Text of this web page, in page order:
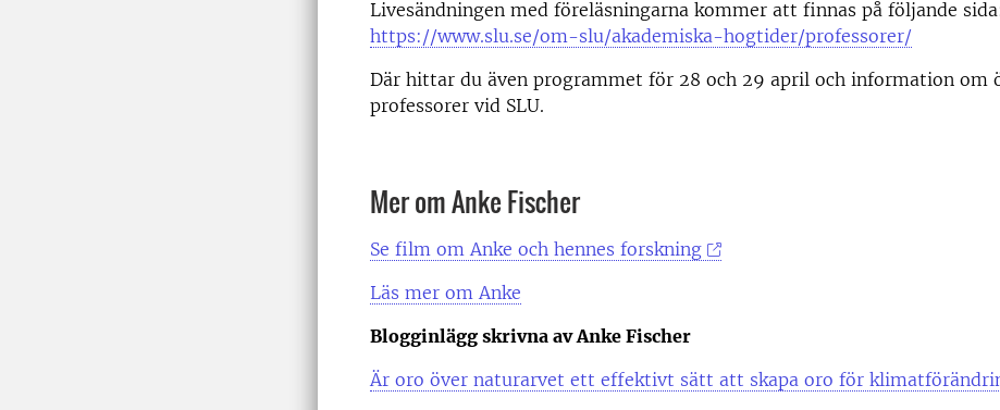
Livesändningen med föreläsningarna kommer att finnas på följande
https://www.slu.se/om-slu/akademiska-hogtider/professorer/
Där hittar du även programmet för 28 och 29 april och information om
professorer vid SLU.
Mer om Anke Fischer
Se film om Anke och hennes forskning
Läs mer om Anke
Blogginlägg skrivna av Anke Fischer
Är oro över naturarvet ett effektivt sätt att skapa oro för